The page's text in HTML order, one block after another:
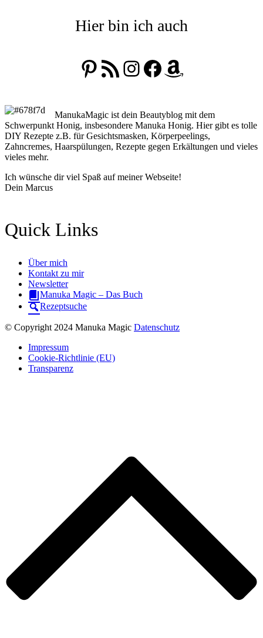
Hier bin ich auch
Pinterest
RSS-FeedInstagram
Facebook
Amazon
ManukaMagic ist dein Beautyblog mit dem
Schwerpunkt Honig, insbesondere Manuka Honig. Hier gibt es tolle
DIY Rezepte z.B. für Gesichtsmasken, Körperpeelings,
Zahncremes, Haarspülungen, Rezepte gegen Erkältungen und vieles
vieles mehr.
Ich wünsche dir viel Spaß auf meiner Webseite!
Dein Marcus
Quick Links
Über mich
Kontakt zu mir
Newsletter
Manuka Magic – Das Buch
Rezeptsuche
© Copyright 2024 Manuka Magic Datenschutz
Impressum
Cookie-Richtlinie (EU)
Transparenz